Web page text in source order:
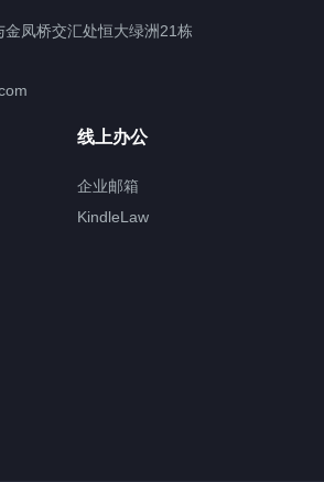
服务项目
服务项目
金凤桥交汇处恒大绿洲21栋
线上办公
企业邮箱
KindleLaw